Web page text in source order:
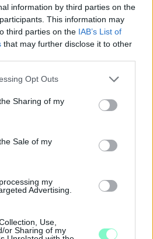
information by third parties on the
This information may
third parties on the IAB’s List of
that may further disclose it to other
app uses one or more Google
usage behaviour. You may click to
and its third-party tags to
purposes in below Google
Opt Outs
Sharing of my
Sale of my
my
Advertising.
Use,
or Sharing of my
1 hozzászólás
ÉLMÉNYEK A SZABADBAN